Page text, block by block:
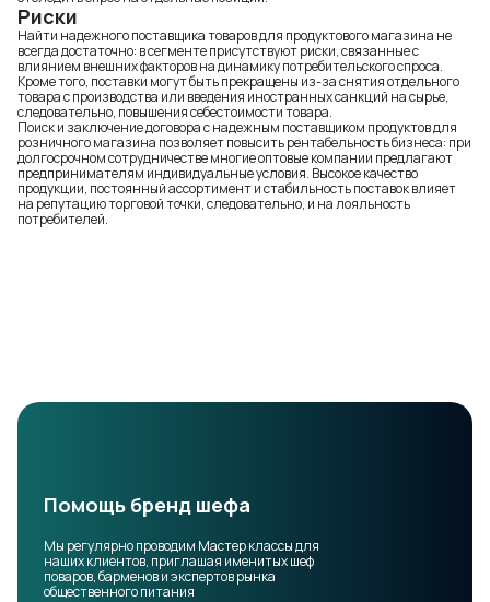
Риски
Найти надежного поставщика товаров для продуктового магазина не
всегда достаточно: в сегменте присутствуют риски, связанные с
влиянием внешних факторов на динамику потребительского спроса.
Кроме того, поставки могут быть прекращены из-за снятия отдельного
товара с производства или введения иностранных санкций на сырье,
следовательно, повышения себестоимости товара.
Поиск и заключение договора с надежным поставщиком продуктов для
розничного магазина позволяет повысить рентабельность бизнеса: при
долгосрочном сотрудничестве многие оптовые компании предлагают
предпринимателям индивидуальные условия. Высокое качество
продукции, постоянный ассортимент и стабильность поставок влияет
на репутацию торговой точки, следовательно, и на лояльность
потребителей.
Помощь бренд шефа
Мы регулярно проводим Мастер классы для
наших клиентов, приглашая именитых шеф
поваров, барменов и экспертов рынка
общественного питания